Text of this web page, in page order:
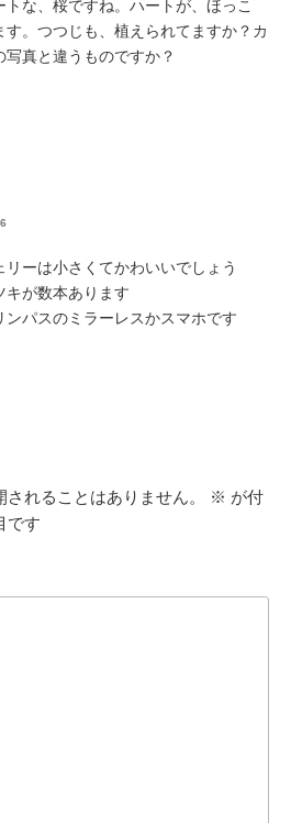
トな、桜ですね。ハートが、ほっこ
す。つつじも、植えられてますか？カ
写真と違うものですか？
リーは小さくてかわいいでしょう
キが数本あります
ンパスのミラーレスかスマホです
れることはありません。 ※ が付
です